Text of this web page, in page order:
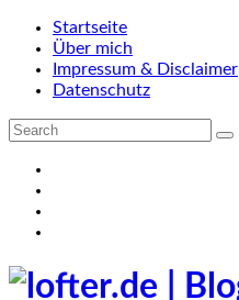
Startseite
Über mich
Impressum & Disclaimer
Datenschutz